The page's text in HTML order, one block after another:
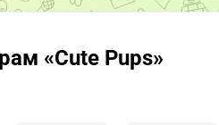
«Cute Pups»